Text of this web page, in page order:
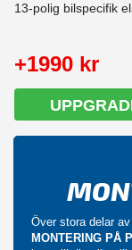
13-polig bilspecifik
+1990 kr
Över stora delar
MONTERING PÅ